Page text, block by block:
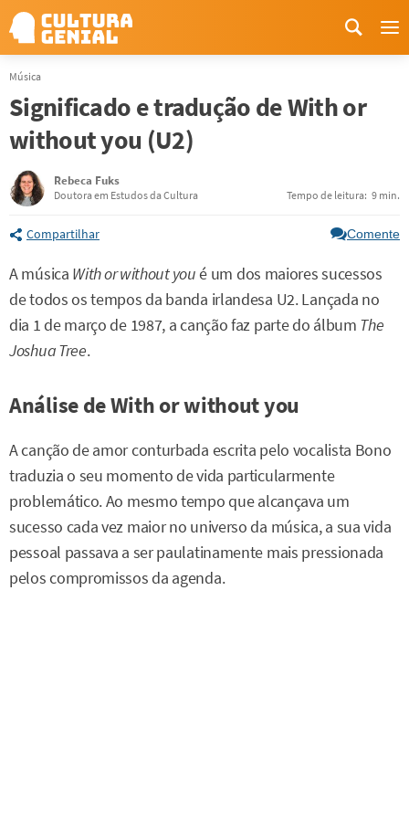
Música
Significado e tradução de With or
without you (U2)
Rebeca Fuks
Doutora em Estudos da Cultura Tempo de leitura: 9 min.
Compartilhar Comente
A música With or without youé um dos maiores sucessos
de todos os tempos da banda irlandesa U2. Lançada no
dia 1 de março de 1987, a canção faz parte do álbum The
Joshua Tree.
Análise de With or without you
A canção de amor conturbada escrita pelo vocalista Bono
traduzia o seu momento de vida particularmente
problemático. Ao mesmo tempo que alcançava um
sucesso cada vez maior no universo da música, a sua vida
pessoal passava a ser paulatinamente mais pressionada
pelos compromissos da agenda.